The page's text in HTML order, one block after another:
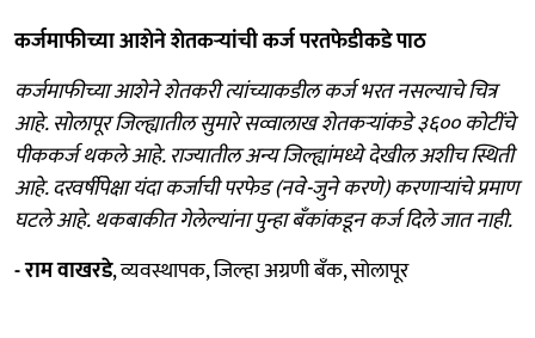
कर्जमाफीच्या आशेने शेतकऱ्यांची कर्ज परतफेडीकडे पाठ
कर्जमाफीच्या आशेने शेतकरी त्यांच्याकडील कर्ज भरत नसल्याचे चित्र
आहे. सोलापूर जिल्ह्यातील सुमारे सव्वालाख शेतकऱ्यांकडे ३६०० कोटींचे
पीककर्ज थकले आहे. राज्यातील अन्य जिल्ह्यांमध्ये देखील अशीच स्थिती
आहे. दरवर्षीपेक्षा यंदा कर्जाची परफेड (नवे-जुने करणे) करणाऱ्यांचे प्रमाण
घटले आहे. थकबाकीत गेलेल्यांना पुन्हा बॅंकांकडून कर्ज दिले जात नाही.
- राम वाखरडे, व्यवस्थापक, जिल्हा अग्रणी बॅंक, सोलापूर